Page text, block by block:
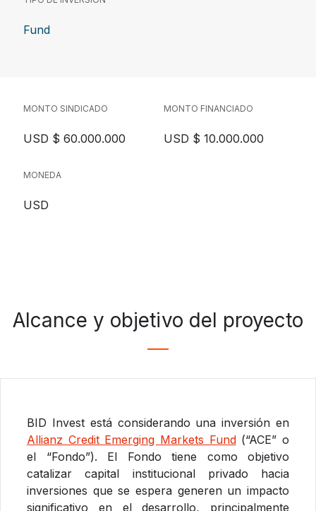
Fund
MONTO SINDICADO
USD $ 60.000.000
MONTO FINANCIADO
USD $ 10.000.000
MONEDA
USD
Alcance y objetivo del proyecto
BID Invest está considerando una inversión en
Allianz Credit Emerging Markets Fund(“ACE” o
el “Fondo”). El Fondo tiene como objetivo
catalizar capital institucional privado hacia
inversiones que se espera generen un impacto
significativo en el desarrollo, principalmente